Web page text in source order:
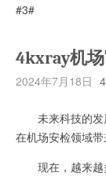
#3#
4kxray机
2024年7月18日
未来科技的发
在机场安检领域带
现在，越来越